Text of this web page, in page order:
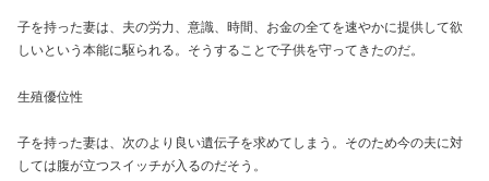
子を持った妻は、夫の労力、意識、時間、お金の全てを速やかに提供して欲
しいという本能に駆られる。そうすることで子供を守ってきたのだ。
生殖優位性
子を持った妻は、次のより良い遺伝子を求めてしまう。そのため今の夫に対
しては腹が立つスイッチが入るのだそう。